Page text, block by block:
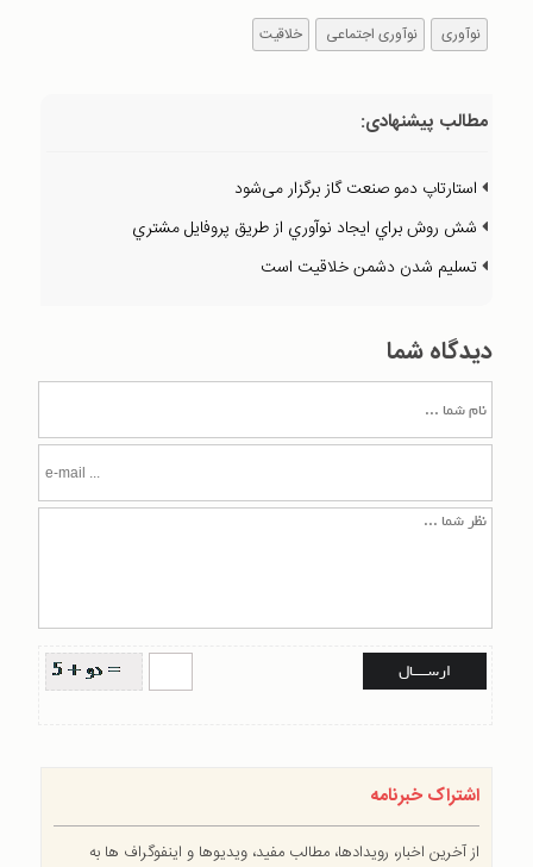
نوآوری نوآوری اجتماعی خلاقیت
مطالب پیشنهادی:
استارتاپ دمو صنعت گاز برگزار می‌شود
شش روش براي ايجاد نوآوري از طريق پروفايل مشتري
تسليم شدن دشمن خلاقيت است
دیدگاه شما
اشتراک خبرنامه
از آخرین اخبار، رویدادها، مطالب مفید، ویدیوها و اینفوگراف ها به